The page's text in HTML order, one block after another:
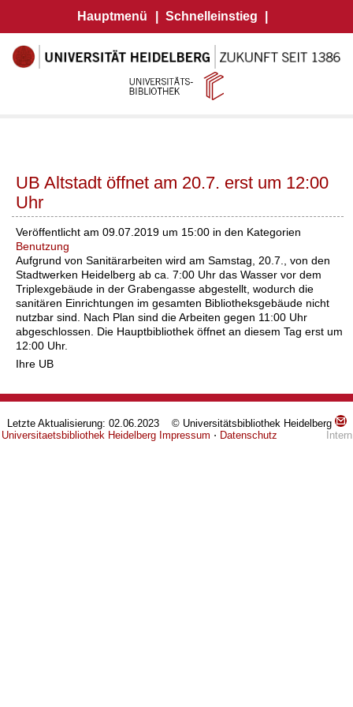
Hauptmenü Schnelleinstieg
UB Altstadt öffnet am 20.7. erst um 12:00
Uhr
Veröffentlicht am 09.07.2019 um 15:00 in den Kategorien
Benutzung
Aufgrund von Sanitärarbeiten wird am Samstag, 20.7., von den
Stadtwerken Heidelberg ab ca. 7:00 Uhr das Wasser vor dem
Triplexgebäude in der Grabengasse abgestellt, wodurch die
sanitären Einrichtungen im gesamten Bibliotheksgebäude nicht
nutzbar sind. Nach Plan sind die Arbeiten gegen 11:00 Uhr
abgeschlossen. Die Hauptbibliothek öffnet an diesem Tag erst um
12:00 Uhr.
Ihre UB
Letzte Aktualisierung: 02.06.2023 © Universitätsbibliothek Heidelberg
Universitaetsbibliothek Heidelberg Impressum ⋅ Datenschutz Intern